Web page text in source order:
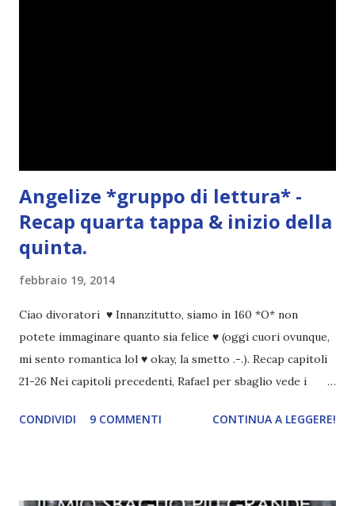
Angelize *gruppo di lettura* -
Recap quarta tappa & inizio della
quinta.
febbraio 19, 2014
Ciao divoratori ♥ Innanzitutto, siamo in 160 *O* non
potete immaginare quanto sia felice ♥ (oggi cuori ovunque,
mi sento romantica lol ♥ okay, la smetto .-.). Recap capitoli
21-26 Nei capitoli precedenti, Rafael per sbaglio vede i
incontrano e Hesediel mostra loro come combattere i puri.
CONDIVIDI 9 COMMENTI CONTINUA A LEGGERE!